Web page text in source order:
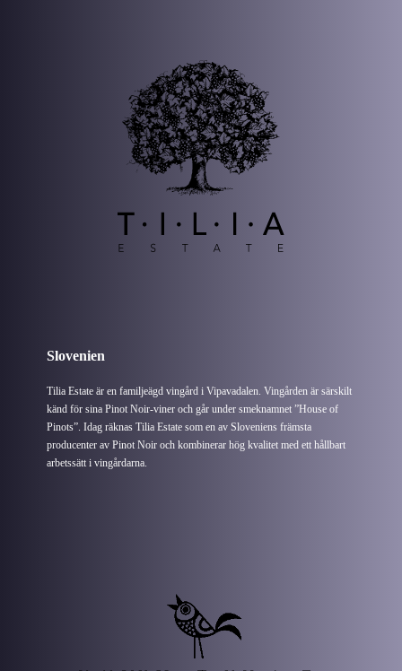
Slovenien
Tilia Estate är en familjeägd vingård i Vipavadalen. Vingården är särskilt
känd för sina Pinot Noir-viner och går under smeknamnet ”House of
Pinots”. Idag räknas Tilia Estate som en av Sloveniens främsta
producenter av Pinot Noir och kombinerar hög kvalitet med ett hållbart
arbetssätt i vingårdarna.